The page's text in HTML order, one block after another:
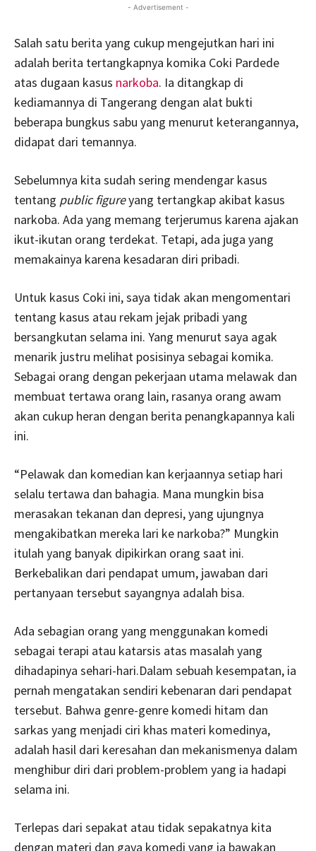
- Advertisement -
Salah satu berita yang cukup mengejutkan hari ini
adalah berita tertangkapnya komika Coki Pardede
atas dugaan kasus narkoba. Ia ditangkap di
kediamannya di Tangerang dengan alat bukti
beberapa bungkus sabu yang menurut keterangannya,
didapat dari temannya.
Sebelumnya kita sudah sering mendengar kasus
tentang public figureyang tertangkap akibat kasus
narkoba. Ada yang memang terjerumus karena ajakan
ikut-ikutan orang terdekat. Tetapi, ada juga yang
memakainya karena kesadaran diri pribadi.
Untuk kasus Coki ini, saya tidak akan mengomentari
tentang kasus atau rekam jejak pribadi yang
bersangkutan selama ini. Yang menurut saya agak
menarik justru melihat posisinya sebagai komika.
Sebagai orang dengan pekerjaan utama melawak dan
membuat tertawa orang lain, rasanya orang awam
akan cukup heran dengan berita penangkapannya kali
ini.
“Pelawak dan komedian kan kerjaannya setiap hari
selalu tertawa dan bahagia. Mana mungkin bisa
merasakan tekanan dan depresi, yang ujungnya
mengakibatkan mereka lari ke narkoba?” Mungkin
itulah yang banyak dipikirkan orang saat ini.
Berkebalikan dari pendapat umum, jawaban dari
pertanyaan tersebut sayangnya adalah bisa.
Ada sebagian orang yang menggunakan komedi
sebagai terapi atau katarsis atas masalah yang
dihadapinya sehari-hari.Dalam sebuah kesempatan, ia
pernah mengatakan sendiri kebenaran dari pendapat
tersebut. Bahwa genre-genre komedi hitam dan
sarkas yang menjadi ciri khas materi komedinya,
adalah hasil dari keresahan dan mekanismenya dalam
menghibur diri dari problem-problem yang ia hadapi
selama ini.
Terlepas dari sepakat atau tidak sepakatnya kita
dengan materi dan gaya komedi yang ia bawakan